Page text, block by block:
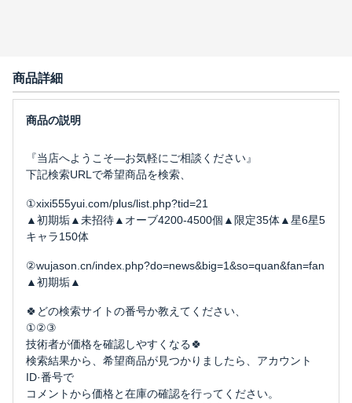
商品詳細
『当店へようこそ―お気軽にご相談ください』
下記検索URLで希望商品を検索、
①xixi555yui.com/plus/list.php?tid=21
▲初期垢▲未招待▲オーブ4200-4500個▲限定35体▲星6星5
キャラ150体
②wujason.cn/index.php?do=news&big=1&so=quan&fan=fan
▲初期垢▲
🍀どの検索サイトの番号か教えてください、
①②③
技術者が価格を確認しやすくなる🍀
検索結果から、希望商品が見つかりましたら、アカウント
ID·番号で
コメントから価格と在庫の確認を行ってください。